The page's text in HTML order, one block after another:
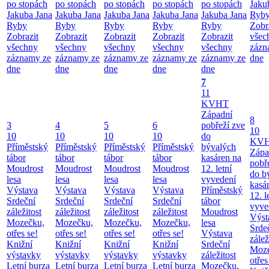
po stopách
Jakuba Jana
Ryby
Zobrazit
všechny
záznamy ze
dne
po stopách
Jakuba Jana
Ryby
Zobrazit
všechny
záznamy ze
dne
po stopách
Jakuba Jana
Ryby
Zobrazit
všechny
záznamy ze
dne
po stopách
Jakuba Jana
Ryby
Zobrazit
všechny
záznamy ze
dne
po stopách
Jakuba Jana
Ryby
Zobrazit
všechny
záznamy ze
dne
dne
3
10
Příměstský
tábor
Moudrost
lesa
Výstava
Srdeční
záležitost
Mozečku,
otřes se!
Knižní
výstavky
Letní burza
4
10
Příměstský
tábor
Moudrost
lesa
Výstava
Srdeční
záležitost
Mozečku,
otřes se!
Knižní
výstavky
Letní burza
5
10
Příměstský
tábor
Moudrost
lesa
Výstava
Srdeční
záležitost
Mozečku,
otřes se!
Knižní
výstavky
Letní burza
6
10
Příměstský
tábor
Moudrost
lesa
Výstava
Srdeční
záležitost
Mozečku,
otřes se!
Knižní
výstavky
Letní burza
7
11
KVHT
Západní
pobřeží zve
do
bývalých
kasáren na
12. letní
vyvedení
Příměstský
tábor
Moudrost
lesa
Výstava
Srdeční
záležitost
Mozečku,
8
10
do
12.